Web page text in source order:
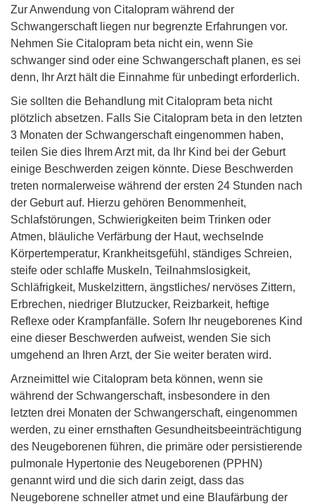
Zur Anwendung von Citalopram während der
Schwangerschaft liegen nur begrenzte Erfahrungen vor.
Nehmen Sie Citalopram beta nicht ein, wenn Sie
schwanger sind oder eine Schwangerschaft planen, es sei
denn, Ihr Arzt hält die Einnahme für unbedingt erforderlich.
Sie sollten die Behandlung mit Citalopram beta nicht
plötzlich absetzen. Falls Sie Citalopram beta in den letzten
3 Monaten der Schwangerschaft eingenommen haben,
teilen Sie dies Ihrem Arzt mit, da Ihr Kind bei der Geburt
einige Beschwerden zeigen könnte. Diese Beschwerden
treten normalerweise während der ersten 24 Stunden nach
der Geburt auf. Hierzu gehören Benommenheit,
Schlafstörungen, Schwierigkeiten beim Trinken oder
Atmen, bläuliche Verfärbung der Haut, wechselnde
Körpertemperatur, Krankheitsgefühl, ständiges Schreien,
steife oder schlaffe Muskeln, Teilnahmslosigkeit,
Schläfrigkeit, Muskelzittern, ängstliches/ nervöses Zittern,
Erbrechen, niedriger Blutzucker, Reizbarkeit, heftige
Reflexe oder Krampfanfälle. Sofern Ihr neugeborenes Kind
eine dieser Beschwerden aufweist, wenden Sie sich
umgehend an Ihren Arzt, der Sie weiter beraten wird.
Arzneimittel wie Citalopram beta können, wenn sie
während der Schwangerschaft, insbesondere in den
letzten drei Monaten der Schwangerschaft, eingenommen
werden, zu einer ernsthaften Gesundheitsbeeinträchtigung
des Neugeborenen führen, die primäre oder persistierende
pulmonale Hypertonie des Neugeborenen (PPHN)
genannt wird und die sich darin zeigt, dass das
Neugeborene schneller atmet und eine Blaufärbung der